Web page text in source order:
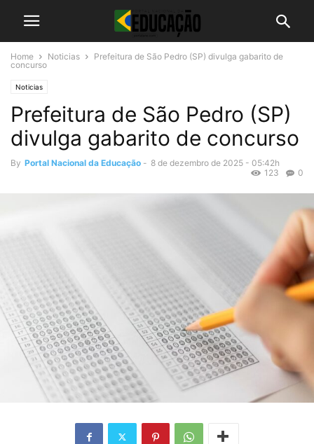
Home Noticias
Prefeitura de São Pedro (SP) divulga gabarito de
concurso
Noticias
Prefeitura de São Pedro (SP)
divulga gabarito de concurso
By Portal Nacional da Educação - 8 de dezembro de 2025 - 05:42h
0
123